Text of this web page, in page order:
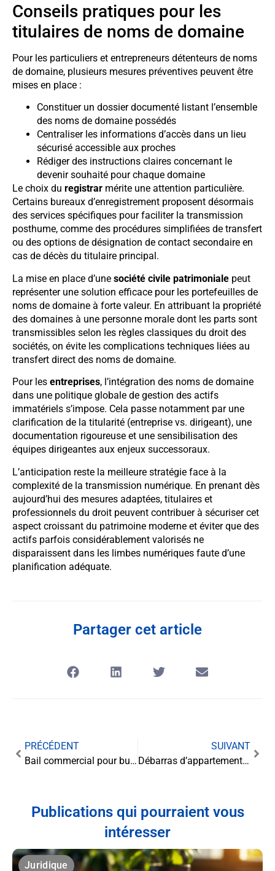
Conseils pratiques pour les
titulaires de noms de domaine
Pour les particuliers et entrepreneurs détenteurs de noms
de domaine, plusieurs mesures préventives peuvent être
mises en place :
Constituer un dossier documenté listant l’ensemble
des noms de domaine possédés
Centraliser les informations d’accès dans un lieu
sécurisé accessible aux proches
Rédiger des instructions claires concernant le
devenir souhaité pour chaque domaine
Le choix du registrar mérite une attention particulière.
Certains bureaux d’enregistrement proposent désormais
des services spécifiques pour faciliter la transmission
posthume, comme des procédures simplifiées de transfert
ou des options de désignation de contact secondaire en
cas de décès du titulaire principal.
La mise en place d’une société civile patrimoniale peut
représenter une solution efficace pour les portefeuilles de
noms de domaine à forte valeur. En attribuant la propriété
des domaines à une personne morale dont les parts sont
transmissibles selon les règles classiques du droit des
sociétés, on évite les complications techniques liées au
transfert direct des noms de domaine.
Pour les entreprises, l’intégration des noms de domaine
dans une politique globale de gestion des actifs
immatériels s’impose. Cela passe notamment par une
clarification de la titularité (entreprise vs. dirigeant), une
documentation rigoureuse et une sensibilisation des
équipes dirigeantes aux enjeux successoraux.
L’anticipation reste la meilleure stratégie face à la
complexité de la transmission numérique. En prenant dès
aujourd’hui des mesures adaptées, titulaires et
professionnels du droit peuvent contribuer à sécuriser cet
aspect croissant du patrimoine moderne et éviter que des
actifs parfois considérablement valorisés ne
disparaissent dans les limbes numériques faute d’une
planification adéquate.
Partager cet article
PRÉCÉDENT
Bail commercial pour bureaux : les clés d’un contrat solide
SUIVANT
Débarras d’appartement : l’encadrement juridique des services bénévoles
Publications qui pourraient vous
intéresser
Juridique